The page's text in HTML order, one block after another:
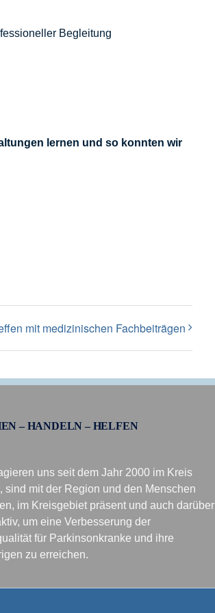
Begleitung
lernen und so konnten wir
mit medizinischen Fachbeiträgen
– HANDELN – HELFEN
uns seit dem Jahr 2000 im Kreis
sind mit der Region und den Menschen
im Kreisgebiet präsent und auch darüber
um eine Verbesserung der
für Parkinsonkranke und ihre
zu erreichen.